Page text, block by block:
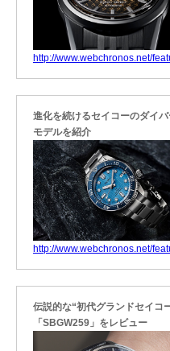
http://www.webchronos.net/
進化を続けるセイコーのダイ
モデルを紹介
http://www.webchronos.net/
伝説的な“初代グランドセイコ
「SBGW259」をレビュー